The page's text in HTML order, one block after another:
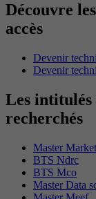
Découvre
accès
Devenir
Devenir
Les intitulés
recherchés
Master
BTS Ndrc
BTS Mco
Master Data